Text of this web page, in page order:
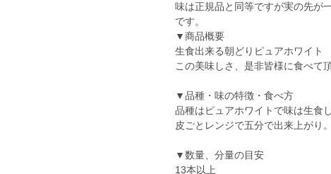
味は正規品と同等ですが実の先が
です。
▼商品概要
生食出来る朝どりピュアホワイト
この美味しさ、是非皆様に食べて
▼品種・味の特徴・食べ方
品種はピュアホワイトで味は生食
皮ごとレンジで五分で出来上がり。
▼数量、分量の目安
13本以上